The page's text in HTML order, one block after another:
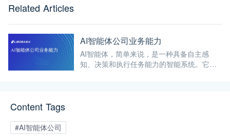
Related Articles
AI智能体公司业务能力
AI智能体，简单来说，是一种具备自主感
知、决策和执行任务能力的智能系统。它如
Content Tags
#AI智能体公司